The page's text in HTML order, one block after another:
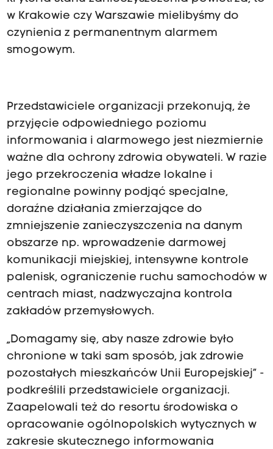
w Krakowie czy Warszawie mielibyśmy do
czynienia z permanentnym alarmem
smogowym.
Przedstawiciele organizacji przekonują, że
przyjęcie odpowiedniego poziomu
informowania i alarmowego jest niezmiernie
ważne dla ochrony zdrowia obywateli. W razie
jego przekroczenia władze lokalne i
regionalne powinny podjąć specjalne,
doraźne działania zmierzające do
zmniejszenie zanieczyszczenia na danym
obszarze np. wprowadzenie darmowej
komunikacji miejskiej, intensywne kontrole
palenisk, ograniczenie ruchu samochodów w
centrach miast, nadzwyczajna kontrola
zakładów przemysłowych.
„Domagamy się, aby nasze zdrowie było
chronione w taki sam sposób, jak zdrowie
pozostałych mieszkańców Unii Europejskiej” -
podkreślili przedstawiciele organizacji.
Zaapelowali też do resortu środowiska o
opracowanie ogólnopolskich wytycznych w
zakresie skutecznego informowania